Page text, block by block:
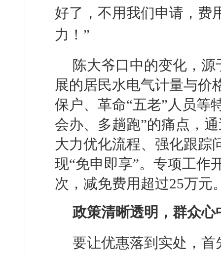
好了，不用我们申请，费
力！”
陈大爷口中的变化，
展的居民水电气计量与价
保户、革命“五老”人员等
会办、多趟跑”的痛点，
大力优化流程、强化跟踪
现“免申即享”。专项工作
次，减免费用超过25万元
政策清晰透明，群众心
要让优惠落到实处，